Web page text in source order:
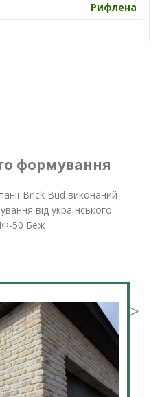
Рифлена
формування
Brick Bud виконаний
від українського
50 Беж